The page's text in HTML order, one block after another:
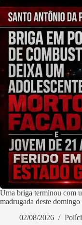
Uma briga terminou com
madrugada deste
02/08/2026